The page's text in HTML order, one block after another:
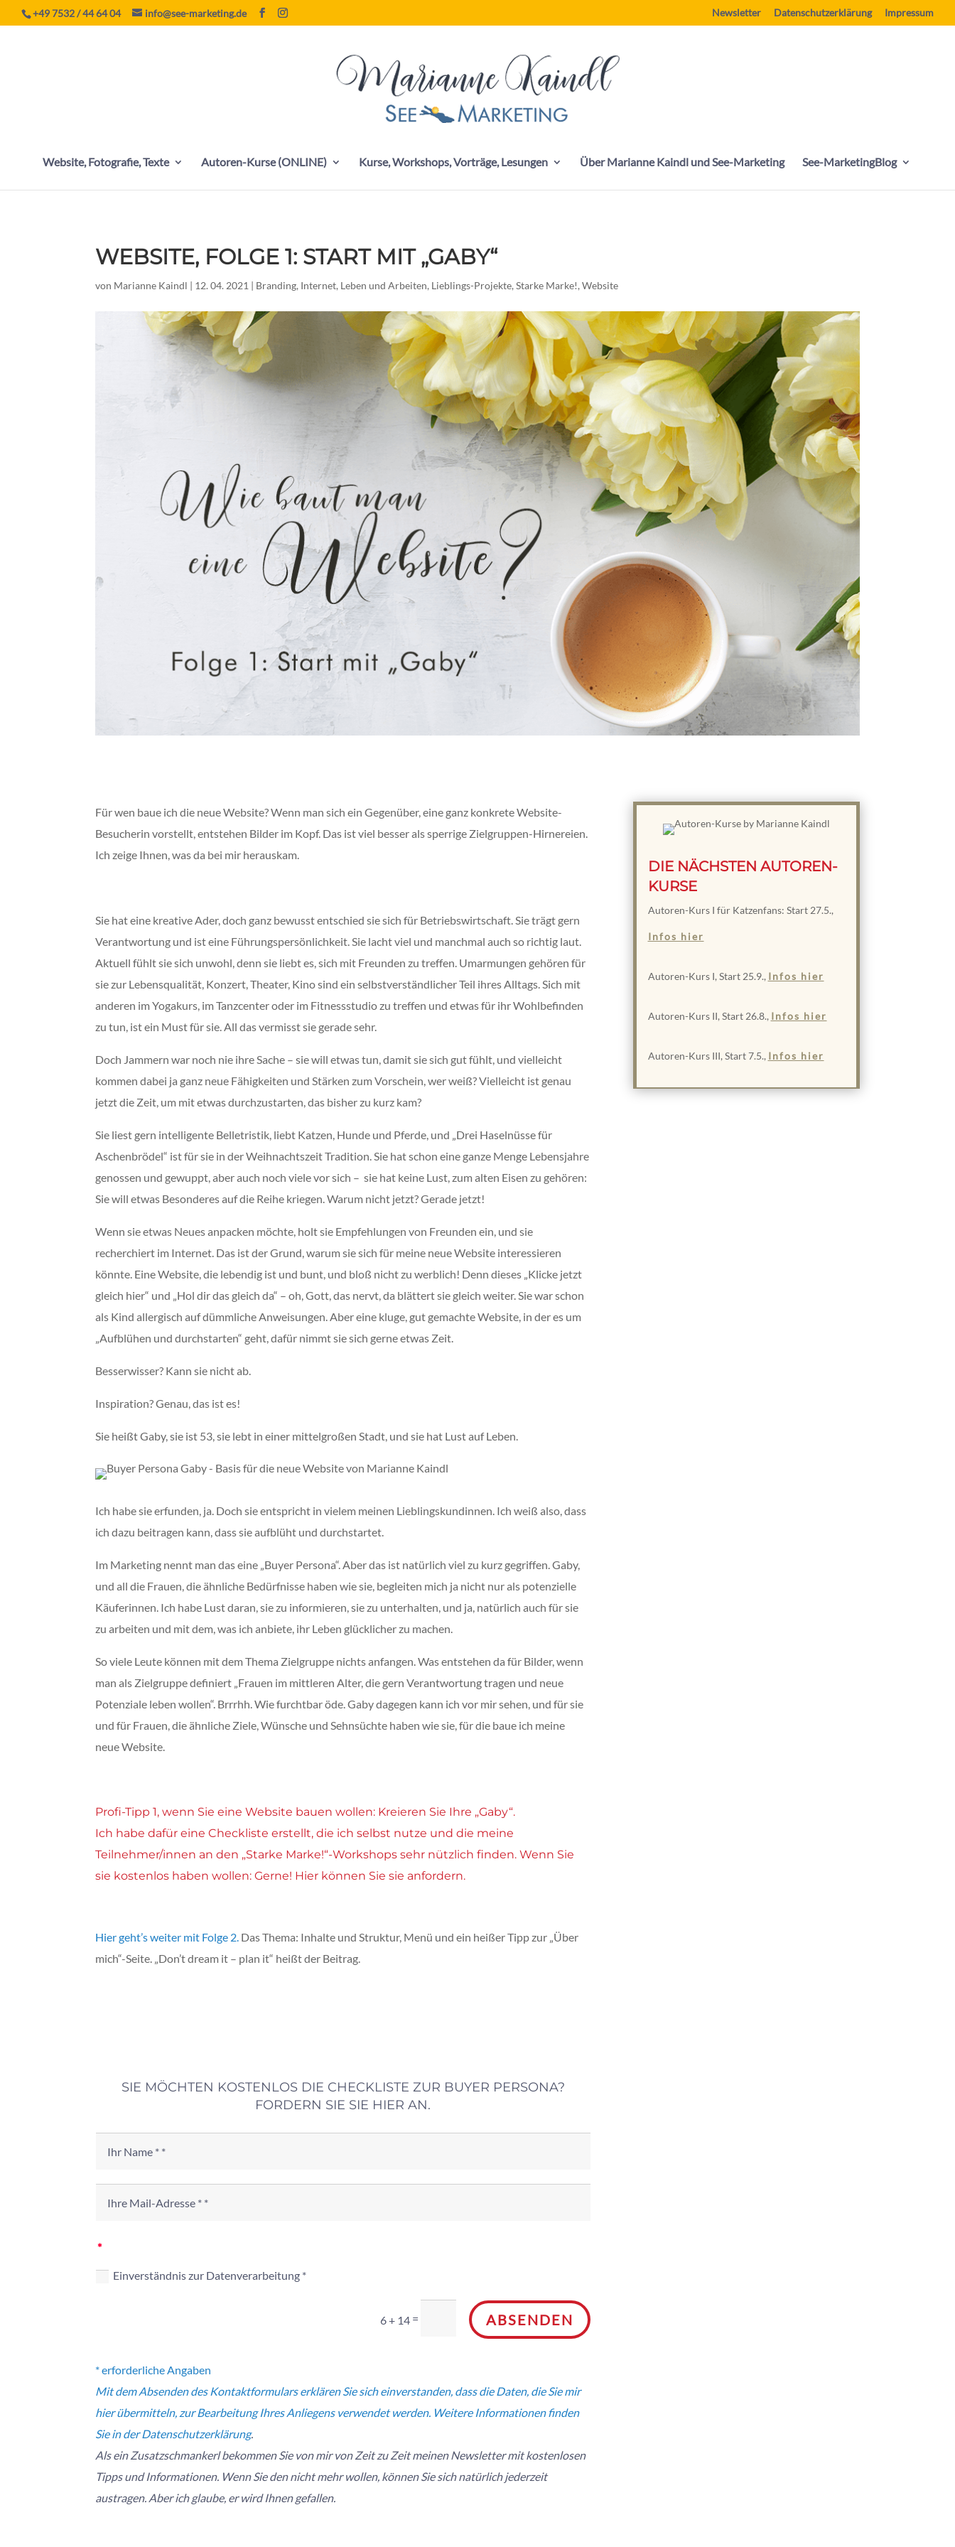
+49 7532 / 44 64 04 info@see-marketing.de Newsletter Datenschutzerklärung Impressum
Website, Fotografie, Texte Autoren-Kurse (ONLINE) Kurse, Workshops, Vorträge, Lesungen Über Marianne Kaindl und See-Marketing See-MarketingBlog
WEBSITE, FOLGE 1: START MIT „GABY“
von Marianne Kaindl | 12. 04. 2021 | Branding, Internet, Leben und Arbeiten, Lieblings-Projekte,Starke Marke!,Website
Für wen baue ich die neue Website? Wenn man sich ein Gegenüber, eine ganz konkrete Website-
Besucherin vorstellt, entstehen Bilder im Kopf. Das ist viel besser als sperrige Zielgruppen-Hirnereien.
Ich zeige Ihnen, was da bei mir herauskam.
Sie hat eine kreative Ader, doch ganz bewusst entschied sie sich für Betriebswirtschaft. Sie trägt gern
Verantwortung und ist eine Führungspersönlichkeit. Sie lacht viel und manchmal auch so richtig laut.
Aktuell fühlt sie sich unwohl, denn sie liebt es, sich mit Freunden zu treffen. Umarmungen gehören für
sie zur Lebensqualität, Konzert, Theater, Kino sind ein selbstverständlicher Teil ihres Alltags. Sich mit
anderen im Yogakurs, im Tanzcenter oder im Fitnessstudio zu treffen und etwas für ihr Wohlbefinden
zu tun, ist ein Must für sie. All das vermisst sie gerade sehr.
Doch Jammern war noch nie ihre Sache – sie will etwas tun, damit sie sich gut fühlt, und vielleicht
kommen dabei ja ganz neue Fähigkeiten und Stärken zum Vorschein, wer weiß? Vielleicht ist genau
jetzt die Zeit, um mit etwas durchzustarten, das bisher zu kurz kam?
Sie liest gern intelligente Belletristik, liebt Katzen, Hunde und Pferde, und „Drei Haselnüsse für
Aschenbrödel“ ist für sie in der Weihnachtszeit Tradition. Sie hat schon eine ganze Menge Lebensjahre
genossen und gewuppt, aber auch noch viele vor sich – sie hat keine Lust, zum alten Eisen zu gehören:
Sie will etwas Besonderes auf die Reihe kriegen. Warum nicht jetzt? Gerade jetzt!
Wenn sie etwas Neues anpacken möchte, holt sie Empfehlungen von Freunden ein, und sie
recherchiert im Internet. Das ist der Grund, warum sie sich für meine neue Website interessieren
könnte. Eine Website, die lebendig ist und bunt, und bloß nicht zu werblich! Denn dieses „Klicke jetzt
gleich hier“ und „Hol dir das gleich da“ – oh, Gott, das nervt, da blättert sie gleich weiter. Sie war schon
als Kind allergisch auf dümmliche Anweisungen. Aber eine kluge, gut gemachte Website, in der es um
„Aufblühen und durchstarten“ geht, dafür nimmt sie sich gerne etwas Zeit.
Besserwisser? Kann sie nicht ab.
Inspiration? Genau, das ist es!
Sie heißt Gaby, sie ist 53, sie lebt in einer mittelgroßen Stadt, und sie hat Lust auf Leben.
Ich habe sie erfunden, ja. Doch sie entspricht in vielem meinen Lieblingskundinnen. Ich weiß also, dass
ich dazu beitragen kann, dass sie aufblüht und durchstartet.
Im Marketing nennt man das eine „Buyer Persona“. Aber das ist natürlich viel zu kurz gegriffen. Gaby,
und all die Frauen, die ähnliche Bedürfnisse haben wie sie, begleiten mich ja nicht nur als potenzielle
Käuferinnen. Ich habe Lust daran, sie zu informieren, sie zu unterhalten, und ja, natürlich auch für sie
zu arbeiten und mit dem, was ich anbiete, ihr Leben glücklicher zu machen.
So viele Leute können mit dem Thema Zielgruppe nichts anfangen. Was entstehen da für Bilder, wenn
man als Zielgruppe definiert „Frauen im mittleren Alter, die gern Verantwortung tragen und neue
Potenziale leben wollen“. Brrrhh. Wie furchtbar öde. Gaby dagegen kann ich vor mir sehen, und für sie
und für Frauen, die ähnliche Ziele, Wünsche und Sehnsüchte haben wie sie, für die baue ich meine
neue Website.
Profi-Tipp 1, wenn Sie eine Website bauen wollen: Kreieren Sie Ihre „Gaby“.
Ich habe dafür eine Checkliste erstellt, die ich selbst nutze und die meine
Teilnehmer/innen an den „Starke Marke!“-Workshops sehr nützlich finden. Wenn Sie
sie kostenlos haben wollen: Gerne! Hier können Sie sie anfordern.
Hier geht’s weiter mit Folge 2. Das Thema: Inhalte und Struktur, Menü und ein heißer Tipp zur „Über
mich“-Seite. „Don’t dream it – plan it“ heißt der Beitrag.
SIE MÖCHTEN KOSTENLOS DIE CHECKLISTE ZUR BUYER PERSONA?
FORDERN SIE SIE HIER AN.
Einverständnis zur Datenverarbeitung *
6 + 14 = ABSENDEN
* erforderliche Angaben
Mit dem Absenden des Kontaktformulars erklären Sie sich einverstanden, dass die Daten, die Sie mir
hier übermitteln, zur Bearbeitung Ihres Anliegens verwendet werden. Weitere Informationen finden
Sie in derDatenschutzerklärung.
Als ein Zusatzschmankerl bekommen Sie von mir von Zeit zu Zeit meinen Newsletter mit kostenlosen
Tipps und Informationen. Wenn Sie den nicht mehr wollen, können Sie sich natürlich jederzeit
austragen. Aber ich glaube, er wird Ihnen gefallen.
DIE NÄCHSTEN AUTOREN-
KURSE
Autoren-Kurs I für Katzenfans: Start 27.5.,
Infos hier
Autoren-Kurs I, Start 25.9., Infos hier
Autoren-Kurs II, Start 26.8., Infos hier
Autoren-Kurs III, Start 7.5., Infos hier